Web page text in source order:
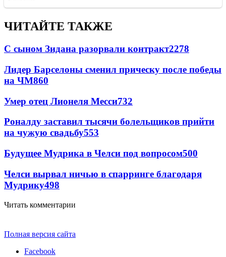
ЧИТАЙТЕ ТАКЖЕ
С сыном Зидана разорвали контракт2278
Лидер Барселоны сменил прическу после победы
на ЧМ860
Умер отец Лионеля Месси732
Роналду заставил тысячи болельщиков прийти
на чужую свадьбу553
Будущее Мудрика в Челси под вопросом500
Челси вырвал ничью в спарринге благодаря
Мудрику498
Читать комментарии
Полная версия сайта
Facebook